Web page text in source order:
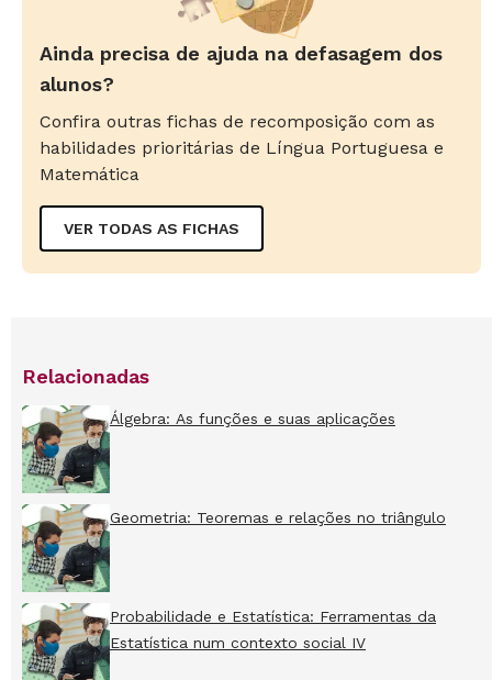
Ainda precisa de ajuda na defasagem dos
alunos?
Confira outras fichas de recomposição com as
habilidades prioritárias de Língua Portuguesa e
Matemática
VER TODAS AS FICHAS
Relacionadas
Álgebra: As funções e suas aplicações
Geometria: Teoremas e relações no triângulo
Probabilidade e Estatística: Ferramentas da
Estatística num contexto social IV